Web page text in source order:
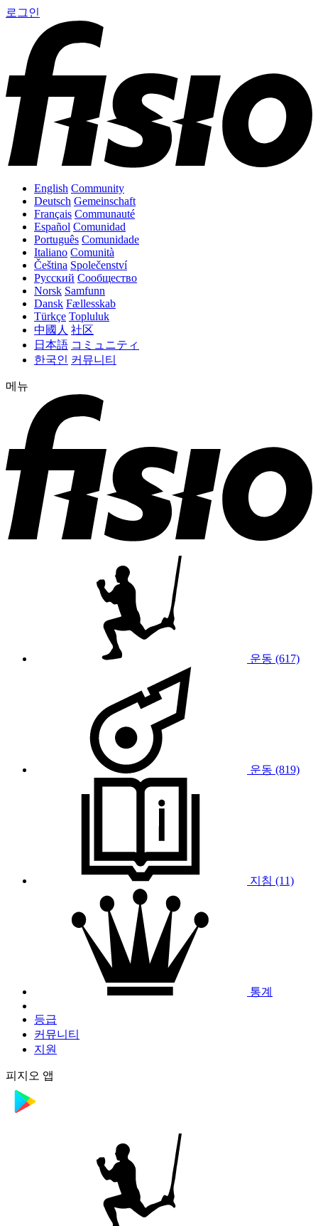
로그인
English Community
Deutsch Gemeinschaft
Français Communauté
Español Comunidad
Português Comunidade
Italiano Comunità
Čeština Společenství
Русский Сообщество
Norsk Samfunn
Dansk Fællesskab
Türkçe Topluluk
中國人 社区
日本語 コミュニティ
한국인 커뮤니티
메뉴
운동 (617)
운동 (819)
지침 (11)
통계
등급
커뮤니티
지원
피지오 앱